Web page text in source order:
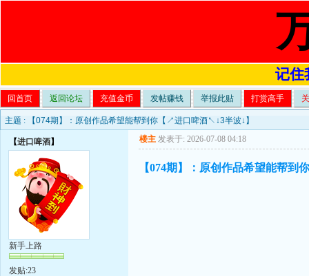
记住
回首页 返回论坛 充值金币 发帖赚钱 举报此贴 打赏高手
主题 : 【074期】：原创作品希望能帮到你【↗进口啤酒↖↓3半波↓】
【进口啤酒】
新手上路
发贴:23
楼主 发表于: 2026-07-08 04:18
【074期】：原创作品希望能帮